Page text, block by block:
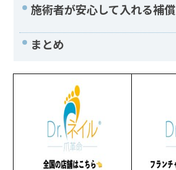
施術者が安心して入れる補償
まとめ